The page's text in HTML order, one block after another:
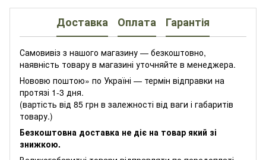
Доставка Оплата Гарантія
Самовивіз з нашого магазину — безкоштовно,
наявність товару в магазині уточняйте в менеджера.
Нововю поштою» по Україні — термін відправки на
протязі 1-3 дня.
(вартість від 85 грн в залежності від ваги і габаритів
товару.)
Безкоштовна доставка не діє на товар який зі
знижкою.